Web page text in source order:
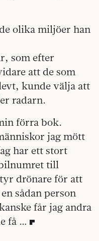
olika miljöer han
som efter
att de som
kunde välja att
radarn.
förra bok.
jag mött
har ett stort
till
drönare för att
sådan person
får jag andra
få …